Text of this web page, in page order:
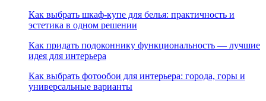
Как выбрать шкаф-купе для белья: практичность и
эстетика в одном решении
Как придать подоконнику функциональность — лучшие
идея для интерьера
Как выбрать фотообои для интерьера: города, горы и
универсальные варианты